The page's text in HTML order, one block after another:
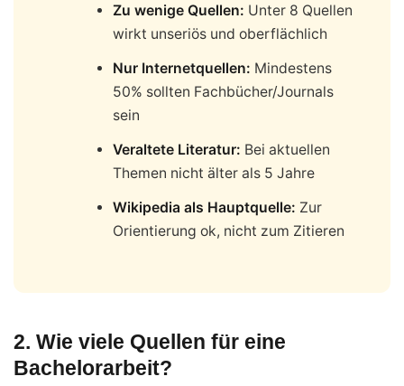
Zu wenige Quellen: Unter 8 Quellen
wirkt unseriös und oberflächlich
Nur Internetquellen: Mindestens
50% sollten Fachbücher/Journals
sein
Veraltete Literatur: Bei aktuellen
Themen nicht älter als 5 Jahre
Wikipedia als Hauptquelle: Zur
Orientierung ok, nicht zum Zitieren
2. Wie viele Quellen für eine
Bachelorarbeit?